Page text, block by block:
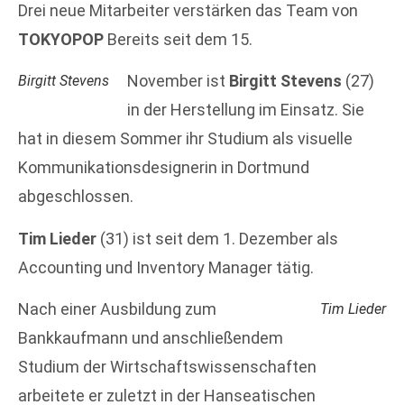
Drei neue Mitarbeiter verstärken das Team von
TOKYOPOP Bereits seit dem 15.
Birgitt Stevens November ist Birgitt Stevens (27)
in der Herstellung im Einsatz. Sie
hat in diesem Sommer ihr Studium als visuelle
Kommunikationsdesignerin in Dortmund
abgeschlossen.
Tim Lieder (31) ist seit dem 1. Dezember als
Accounting und Inventory Manager tätig.
Tim Lieder
Nach einer Ausbildung zum
Bankkaufmann und anschließendem
Studium der Wirtschaftswissenschaften
arbeitete er zuletzt in der Hanseatischen